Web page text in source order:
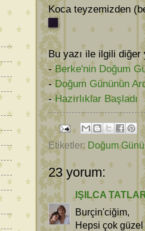
Koca teyzemizden
Bu yazı ile ilgili diğer
-Berke'nin Doğum
-Doğum Gününün
-Hazırlıklar Başladı
Etiketler: Doğum Günü
23 yorum:
IŞILCA
Burçin'ciğim,
Hepsi çok